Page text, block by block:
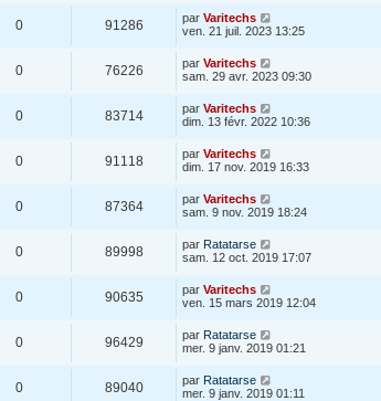
0 91286 par Varitechs
ven. 21 juil. 2023 13:25
0 76226 par Varitechs
sam. 29 avr. 2023 09:30
0 83714 par Varitechs
dim. 13 févr. 2022 10:36
0 91118 par Varitechs
dim. 17 nov. 2019 16:33
0 87364 par Varitechs
sam. 9 nov. 2019 18:24
0 89998 par Ratatarse
sam. 12 oct. 2019 17:07
0 90635 par Varitechs
ven. 15 mars 2019 12:04
0 96429 par Ratatarse
mer. 9 janv. 2019 01:21
0 89040 par Ratatarse
mer. 9 janv. 2019 01:11